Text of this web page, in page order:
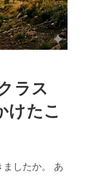
ラス
けたこ
したか。 あ